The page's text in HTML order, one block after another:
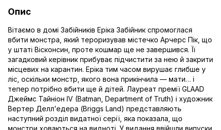
Опис
Вітаємо в домі Забійників Еріка Забійник спромоглася
вбити монстра, який тероризував містечко Арчерс Пік, що
у штаті Вісконсин, проте кошмар ще не завершився. Її
загадковий керівник прибуває підчистити за нею й закрити
місцевих на карантин. Еріка тим часом вирушає глибше у
ліс, оскільки монстр, якого вона прикінчила — мати… і
тепер потрібно вбити ще й дітей. Лауреат премії GLAAD
Джеймс Тайніон IV (Batman, Department of Truth) і художник
Вертер Делл’едера (Briggs Land) представляють
наступний розділ видатної серії, яка показала, що
монстри ховаються на видноті. У видання ввійшли випуски